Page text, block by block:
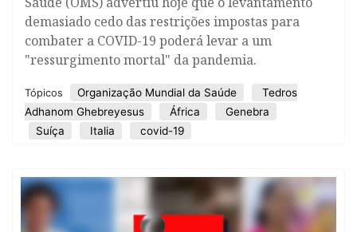
demasiado cedo das restrições impostas para
combater a COVID-19 poderá levar a um
"ressurgimento mortal" da pandemia.
Tópicos Organização Mundial da Saúde
Tedros
Adhanom Ghebreyesus
África
Genebra
Suíça
Italia covid-19